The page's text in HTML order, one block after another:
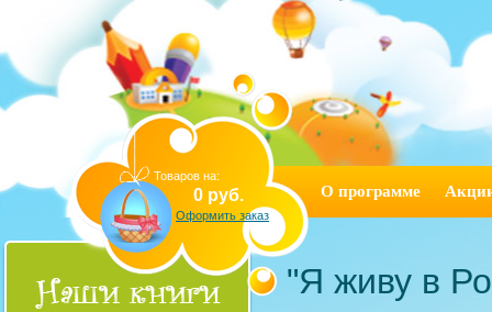
О программе
Товаров на:
0 руб.
Оформить заказ
"Я живу в